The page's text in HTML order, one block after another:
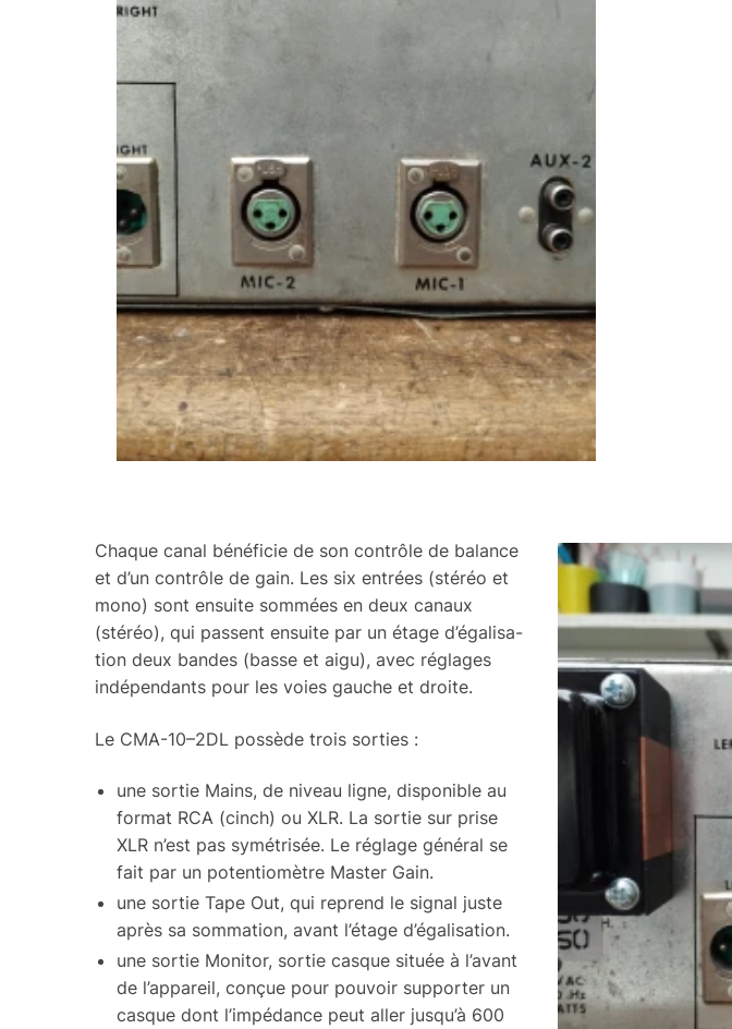
Chaque canal béné­fi­cie de son contrôle de balance
et d’un contrôle de gain. Les six entrées (stéréo et
mono) sont ensuite sommées en deux canaux
(stéréo), qui passent ensuite par un étage d’éga­li­sa­
tion deux bandes (basse et aigu), avec réglages
indé­pen­dants pour les voies gauche et droite.
Le CMA-10–2DL possède trois sorties :
une sortie Mains, de niveau ligne, dispo­nible au
format RCA (cinch) ou XLR. La sortie sur prise
XLR n’est pas symé­tri­sée. Le réglage géné­ral se
fait par un poten­tio­mètre Master Gain.
une sortie Tape Out, qui reprend le signal juste
après sa somma­tion, avant l’étage d’éga­li­sa­tion.
une sortie Moni­tor, sortie casque située à l’avant
de l’ap­pa­reil, conçue pour pouvoir suppor­ter un
casque dont l’im­pé­dance peut aller jusqu’à 600